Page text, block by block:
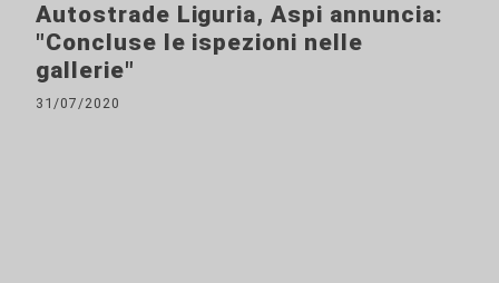
Autostrade Liguria, Aspi annuncia:
"Concluse le ispezioni nelle
gallerie"
31/07/2020